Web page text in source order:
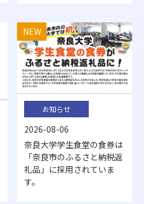
規・井野瀬久美惠編『世界
女帝事典』（勉誠社）が刊
行されました。
お知らせ
NEW
2026-08-06
奈良大学学生食堂の食券は
「奈良市のふるさと納税返
礼品」に採用されていま
す。